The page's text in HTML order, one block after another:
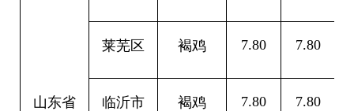
山东省
莱芜区 褐鸡 7.80 7.80
临沂市 褐鸡 7.80 7.80